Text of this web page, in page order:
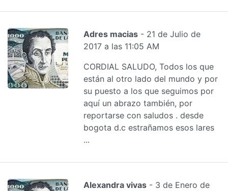
Adres macias - 21 de Julio de
2017 a las 11:05 AM
CORDIAL SALUDO, Todos los que
están al otro lado del mundo y por
su puesto a los que seguimos por
aquí un abrazo también, por
reportarse con saludos . desde
bogota d.c estrañamos esos lares
...
Alexandra vivas - 3 de Enero de